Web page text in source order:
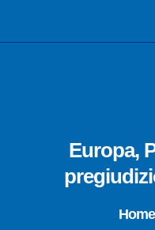
Europa,
Home